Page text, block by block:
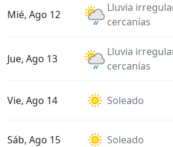
Mié, Ago 12
Lluvia
cercanías
Jue, Ago 13
Lluvia
cercanías
Vie, Ago 14 Soleado
Sáb, Ago 15 Soleado